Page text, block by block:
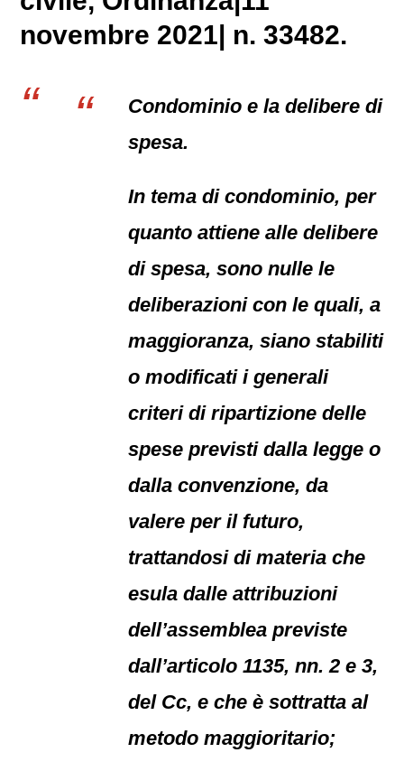
novembre 2021| n. 33482.
Condominio e la delibere di
spesa.
In tema di condominio, per
quanto attiene alle delibere
di spesa, sono nulle le
deliberazioni con le quali, a
maggioranza, siano stabiliti
o modificati i generali
criteri di ripartizione delle
spese previsti dalla legge o
dalla convenzione, da
valere per il futuro,
trattandosi di materia che
esula dalle attribuzioni
dell’assemblea previste
dall’articolo 1135, nn. 2 e 3,
del Cc, e che è sottratta al
metodo maggioritario;